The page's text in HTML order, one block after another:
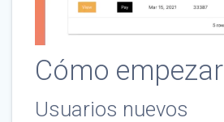
Cómo empezar
Usuarios nuevos